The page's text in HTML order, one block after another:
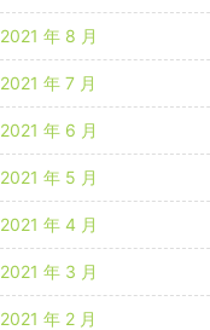
2021 年 8 月
2021 年 7 月
2021 年 6 月
2021 年 5 月
2021 年 4 月
2021 年 3 月
2021 年 2 月